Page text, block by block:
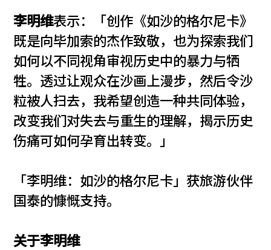
李明维表示：「创作《如沙的格尔尼卡》
既是向毕加索的杰作致敬，也为探索我们
如何以不同视角审视历史中的暴力与牺
牲。透过让观众在沙画上漫步，然后令沙
粒被人扫去，我希望创造一种共同体验，
改变我们对失去与重生的理解，揭示历史
伤痛可如何孕育出转变。」
「李明维：如沙的格尔尼卡」获旅游伙伴
国泰的慷慨支持。
关于李明维